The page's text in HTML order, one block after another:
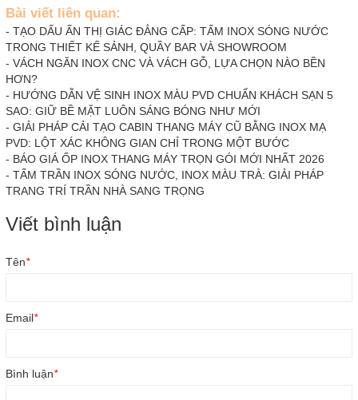
Bài viết liên quan:
- TẠO DẤU ẤN THỊ GIÁC ĐẲNG CẤP: TẤM INOX SÓNG NƯỚC
TRONG THIẾT KẾ SẢNH, QUẦY BAR VÀ SHOWROOM
- VÁCH NGĂN INOX CNC VÀ VÁCH GỖ, LỰA CHỌN NÀO BỀN
HƠN?
- HƯỚNG DẪN VỆ SINH INOX MÀU PVD CHUẨN KHÁCH SẠN 5
SAO: GIỮ BỀ MẶT LUÔN SÁNG BÓNG NHƯ MỚI
- GIẢI PHÁP CẢI TẠO CABIN THANG MÁY CŨ BẰNG INOX MẠ
PVD: LỘT XÁC KHÔNG GIAN CHỈ TRONG MỘT BƯỚC
- BÁO GIÁ ỐP INOX THANG MÁY TRỌN GÓI MỚI NHẤT 2026
- TẤM TRẦN INOX SÓNG NƯỚC, INOX MÀU TRÀ: GIẢI PHÁP
TRANG TRÍ TRẦN NHÀ SANG TRỌNG
Viết bình luận
Tên*
Email*
Bình luận*